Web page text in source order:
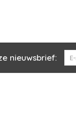
nieuwsbrief: